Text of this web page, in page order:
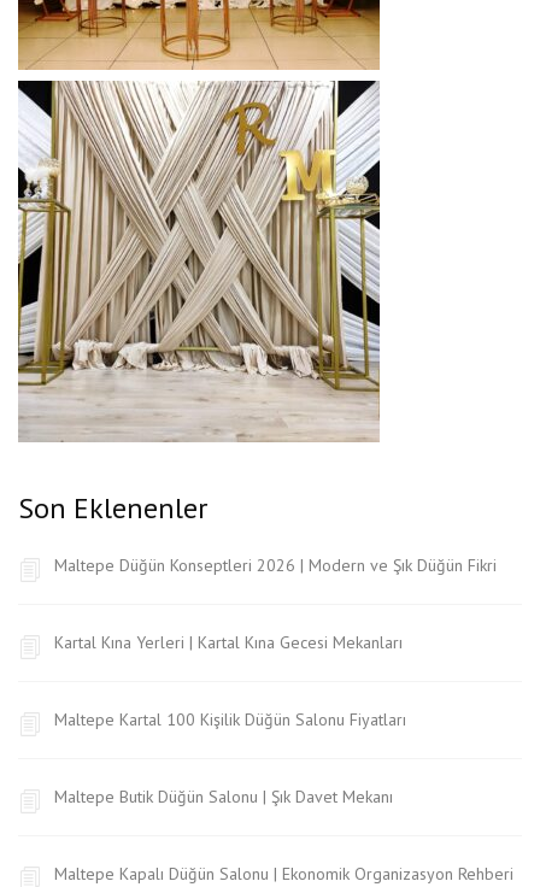
Son Eklenenler
Maltepe Düğün Konseptleri 2026 | Modern ve Şık Düğün Fikri
Kartal Kına Yerleri | Kartal Kına Gecesi Mekanları
Maltepe Kartal 100 Kişilik Düğün Salonu Fiyatları
Maltepe Butik Düğün Salonu | Şık Davet Mekanı
Maltepe Kapalı Düğün Salonu | Ekonomik Organizasyon Rehberi